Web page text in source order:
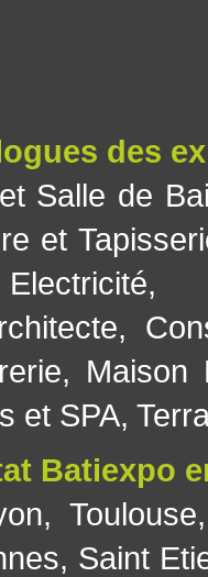
des
Salle de
et
Electricité
,
, Maison
et SPA,
Batiexpo
, Toulouse
, Saint